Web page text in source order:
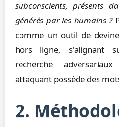
subconscients, présents
générés par les humains ?
comme un outil de
hors ligne, s'alignant
recherche
attaquant possède des
2.